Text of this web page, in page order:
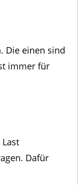
Die einen sind
immer für
Dafür